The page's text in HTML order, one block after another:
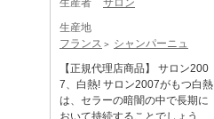
てサロンに特徴的な石灰質感や
ミネラル感、そして率直で高貴
な酸味が見事に調和した、まさ
す。
ような可愛らしさが極上の美貌
へと変わりゆくようなイメージ
のシャンパーニュです。 ヴィン
テージ情報 シャンパ一ニュの歴
史上、屈指のブドウ豊作年とな
った1999年。 20世紀でも、記録
年の気候が起こす些細な出来事
が、すべてを変えてしまう。そ
んな繊細な環境が、サロンの気
は、前年の酷暑とは対照的に、
穏やかな気候に恵まれたクラシ
ックな良年でした。一般的に
最新の2015年ヴィンテージが数
量限定入荷 サロンは「唯一無
二」という言葉がぴったりなシ
デ・ブラン地区のテロワールに
位置するメニル・シュール・オ
ジェ村。そこのクリュで育った
重なり合い、引き締まりながら
も豊かな味わいを演出。凝縮感
がありながらも重たさはなく、
エレガントで透明感のある仕上
がりです。長い熟成がもたらす
奥行きと、ル・メニルらしい気
るで、大胆な先見の明を持った
エメ・サロン が、初の傑作を生
み出した1905年まで、私たちを
す。 ル・メニル・シュール・オ
ジェ村の単一クリュで育つシャ
ルドネのみで作られたヴィンテ
で造ったヴィンテージワインで
した。シャンパーニュはノンヴ
ィンテージであることが主流で
すが、サロンには必ずヴィンテ
ージが入り、その上ブドウが最
高の状態で収穫された年だけ
生産者
サロン
生産地
フランス
シャンパーニュ
【正規代理店商品】 サロン200
7、白熱! サロン2007がもつ白熱
は、セラーの暗闇の中で長期に
おいて持続することでしょう。